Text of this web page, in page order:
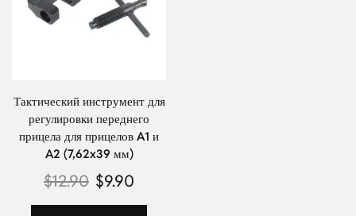
Тактический инструмент для
регулировки переднего
прицела для прицелов A1 и
A2 (7,62x39 мм)
$12.90 $9.90